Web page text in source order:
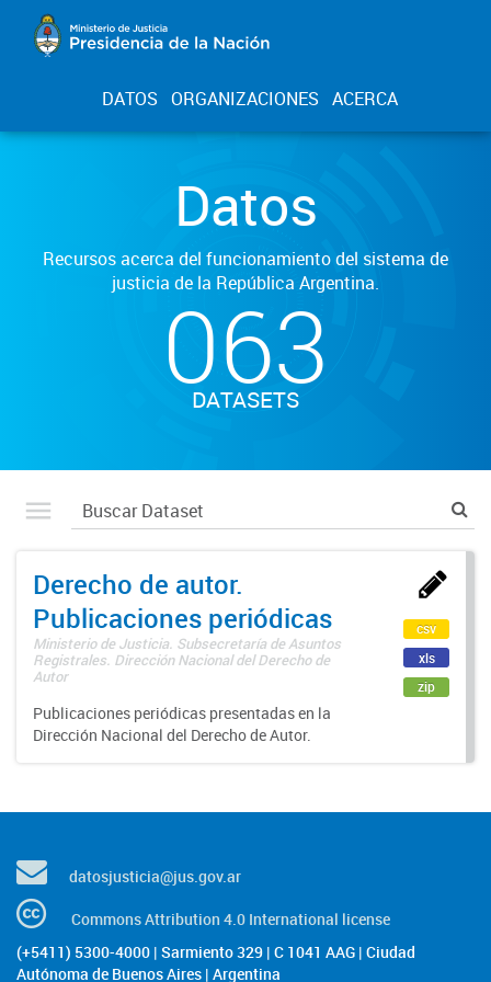
DATOS ORGANIZACIONES ACERCA
Datos
Recursos acerca del funcionamiento del sistema de
justicia de la República Argentina.
063
DATASETS
Derecho de autor.
Publicaciones periódicas
Ministerio de Justicia. Subsecretaría de Asuntos
Registrales. Dirección Nacional del Derecho de
Autor
Publicaciones periódicas presentadas en la
Dirección Nacional del Derecho de Autor.
csv
xls
zip
datosjusticia@jus.gov.ar
Commons Attribution 4.0 International license
(+5411) 5300-4000 | Sarmiento 329 | C 1041 AAG | Ciudad
Autónoma de Buenos Aires | Argentina